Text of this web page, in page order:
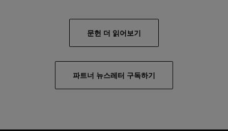
문헌 더 읽어보기
파트너 뉴스레터 구독하기